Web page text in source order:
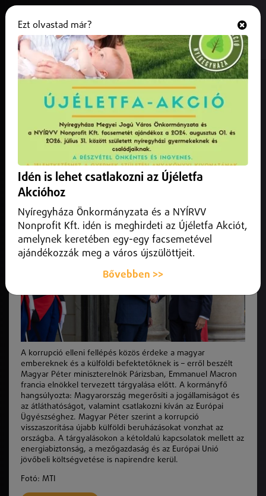
Új stratégiai megállapodás
készülhet Franciaországgal
2026. június 03.Külföld
A korrupció elleni fellépés közös érdeke a magyar
embereknek és a külföldi befektetőknek is – erről beszélt a
miniszterelnök Párizsban, Emmanuel Macron francia
elnökkel tervezett tárgyalása előtt.
A korrupció elleni fellépés közös érdeke a magyar
embereknek és a külföldi befektetőknek is – erről beszélt
Magyar Péter miniszterelnök Párizsban, Emmanuel Macron
francia elnökkel tervezett tárgyalása előtt. A kormányfő
hangsúlyozta: Magyarország megerősíti a jogállamiságot és
az átláthatóságot, valamint csatlakozni kíván az Európai
Ügyészséghez. Magyar Péter szerint a korrupció
visszaszorítása újabb külföldi beruházásokat vonzhat az
országba. A tárgyalásokon a kétoldalú kapcsolatok mellett az
energiabiztonság, a mezőgazdaság és az Európai Unió
jövőbeli költségvetése is napirendre kerül.
Fotó: MTI
Ezt olvastad már?
Idén is lehet csatlakozni az Újéletfa
Akcióhoz
Nyíregyháza Önkormányzata és a NYÍRVV
Nonprofit Kft. idén is meghirdeti az Újéletfa Akciót,
amelynek keretében egy-egy facsemetével
ajándékozzák meg a város újszülöttjeit.
Bővebben >>